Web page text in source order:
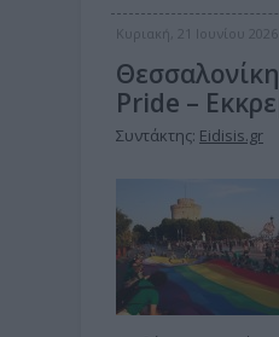
Κυριακή, 21 Ιουνίου 2026
Pride –
Συντάκτης: Eidisis.gr